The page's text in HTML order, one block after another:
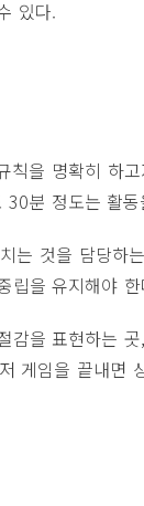
있다.
칙을 명확히 하
분 정도는 활
는 것을 담당하
립을 유지해야 한
을 표현하는
게임을 끝내면